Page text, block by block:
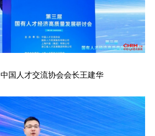
中国人才交流协会会长王建华